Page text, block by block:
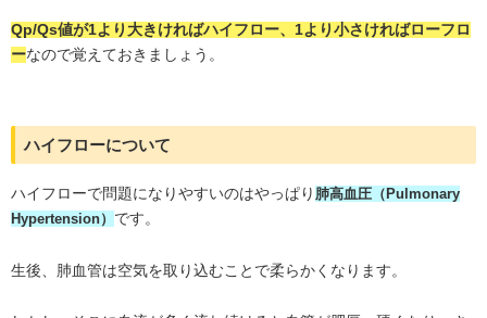
Qp/Qs値が1より大きければハイフロー、1より小さければローフロ
ーなので覚えておきましょう。
ハイフローについて
ハイフローで問題になりやすいのはやっぱり 肺高血圧 （Pulmonary
Hypertension） です。
生後、肺血管は空気を取り込むことで柔らかくなります。